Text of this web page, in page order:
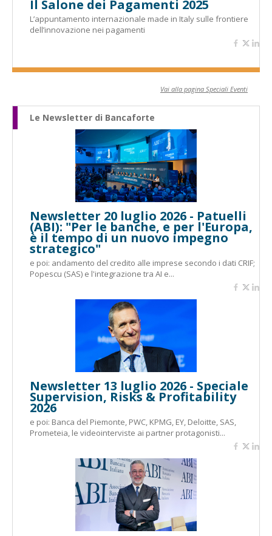
Il Salone dei Pagamenti 2025
L’appuntamento internazionale made in Italy sulle frontiere
dell’innovazione nei pagamenti
Vai alla pagina Speciali Eventi
Le Newsletter di Bancaforte
Newsletter 20 luglio 2026 - Patuelli
(ABI): "Per le banche, e per l'Europa,
è il tempo di un nuovo impegno
strategico"
e poi: andamento del credito alle imprese secondo i dati CRIF;
Popescu (SAS) e l'integrazione tra AI e...
Newsletter 13 luglio 2026 - Speciale
Supervision, Risks & Profitability
2026
e poi: Banca del Piemonte, PWC, KPMG, EY, Deloitte, SAS,
Prometeia, le videointerviste ai partner protagonisti...